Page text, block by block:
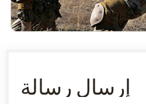
إرسال رسالة